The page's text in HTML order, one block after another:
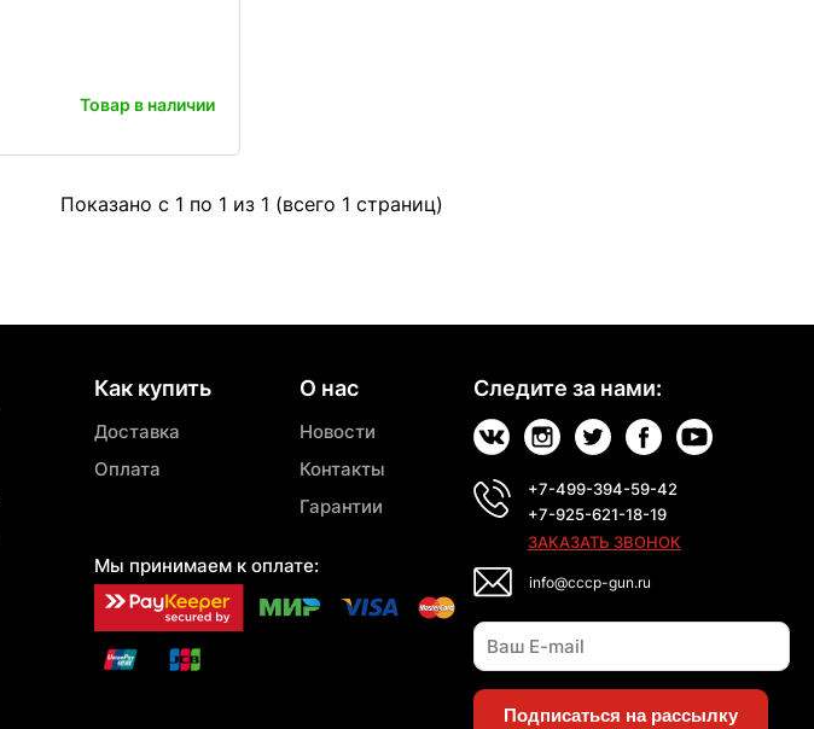
Товар в наличии
Показано с 1 по 1 из 1 (всего 1 страниц)
Как купить
Доставка
Оплата
Мы принимаем к оплате:
О нас
Новости
Контакты
Гарантии
Следите за нами:
+7-499-394-59-42
+7-925-621-18-19
ЗАКАЗАТЬ ЗВОНОК
info@cccp-gun.ru
Подписаться на рассылку